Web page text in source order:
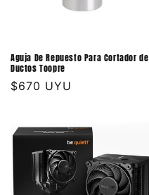
Aguja De Repuesto Para Cortador de
Ductos Toopre
Precio
$670 UYU